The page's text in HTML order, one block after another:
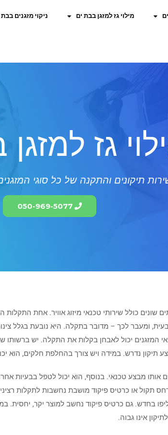
מילוי גז למזגן בבת ים ניקוי מזגנים בבת
גז למזגן
תיקונים והתקנה של כל סוגי
050-969-5077
שונים כולל שירותי טכנאי מיזוג אוויר. אחת
בשנה נחשבת לטבעית, ומעבר לכך – מדובר בתקלה. היא
המזגנים יכול לאבחן בקלות את התקלה. יש
תיקון נדרש. במידה ויש צורך בהחלפת חלקים, הוא
אותו מבצע טכנאי. בנוסף, הוא יכול לטפל
תקול או כרטיס פיקוד מושבת נחשבות לתקלות
בחדש. גם כרטיס פיקוד נחשב למוצר יקר, יחסית.
אינו גבוה.